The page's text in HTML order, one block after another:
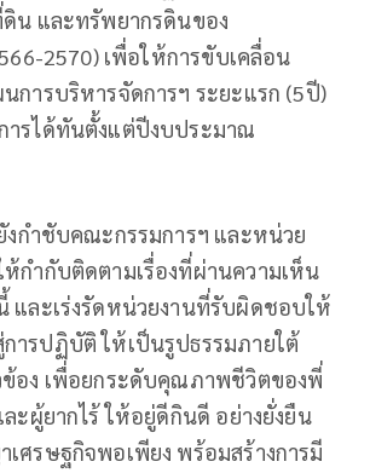
น และทรัพยากรดินของ
2570) เพื่อให้การขับเคลื่อน
การบริหารจัดการฯ ระยะแรก (5ปี)
ารได้ทันตั้งแต่ปีงบประมาณ
งกำชับคณะกรรมการฯ และหน่วย
ห้กำกับติดตามเรื่องที่ผ่านความเห็น
และเร่งรัดหน่วยงานที่รับผิดชอบให้
ารปฏิบัติ ให้เป็นรูปธรรมภายใต้
อง เพื่อยกระดับคุณภาพชีวิตของพี่
ะผู้ยากไร้ ให้อยู่ดีกินดี อย่างยั่งยืน
ศรษฐกิจพอเพียง พร้อมสร้างการมี